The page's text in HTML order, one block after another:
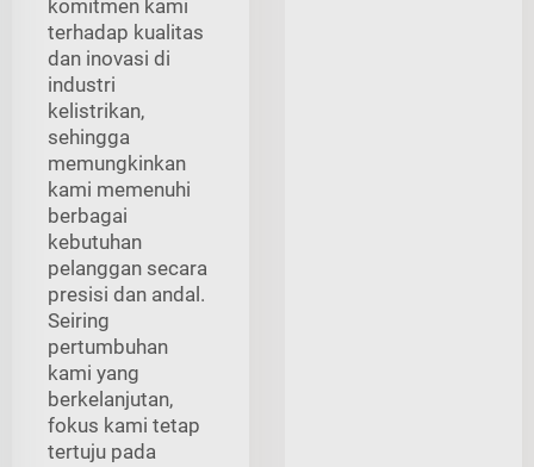
komitmen kami
terhadap kualitas
dan inovasi di
industri
kelistrikan,
sehingga
memungkinkan
kami memenuhi
berbagai
kebutuhan
pelanggan secara
presisi dan andal.
Seiring
pertumbuhan
kami yang
berkelanjutan,
fokus kami tetap
tertuju pada